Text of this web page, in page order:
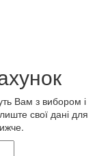
Вам з вибором і
свої дані для